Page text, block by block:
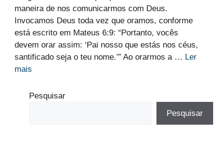
maneira de nos comunicarmos com Deus.
Invocamos Deus toda vez que oramos, conforme
está escrito em Mateus 6:9: “Portanto, vocês
devem orar assim: ‘Pai nosso que estás nos céus,
santificado seja o teu nome.’” Ao orarmos a … Ler
mais
Pesquisar
Pesquisar